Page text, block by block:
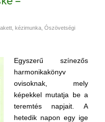
kézimunka, Ószövetségi
Egyszerű színezős
harmonikakönyv
ovisoknak, mely
képekkel mutatja be a
teremtés napjait. A
hetedik napon egy ige